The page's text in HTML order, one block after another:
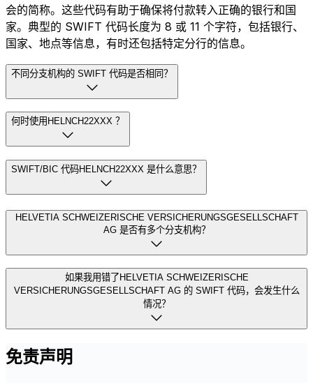
会的简称。这些代码有助于确保将付款转入正确的银行和国
家。典型的 SWIFT 代码长度为 8 或 11 个字符，包括银行、
国家、地点等信息，有时还包括特定分行的信息。
不同分支机构的 SWIFT 代码是否相同？
何时使用HELNCH22XXX ？
SWIFT/BIC 代码HELNCH22XXX 是什么意思？
HELVETIA SCHWEIZERISCHE VERSICHERUNGSGESELLSCHAFT
AG 是否有多个分支机构？
如果我用错了HELVETIA SCHWEIZERISCHE
VERSICHERUNGSGESELLSCHAFT AG 的 SWIFT 代码，会发生什么
情况？
免责声明